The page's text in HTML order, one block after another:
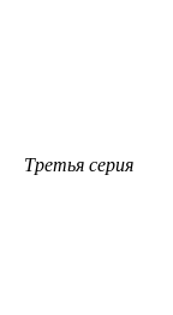
Третья серия